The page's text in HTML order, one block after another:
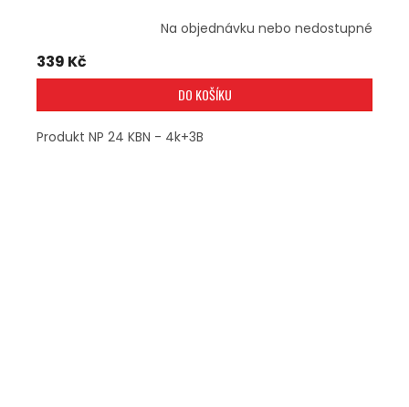
Na objednávku nebo nedostupné
339 Kč
DO KOŠÍKU
Produkt NP 24 KBN - 4k+3B